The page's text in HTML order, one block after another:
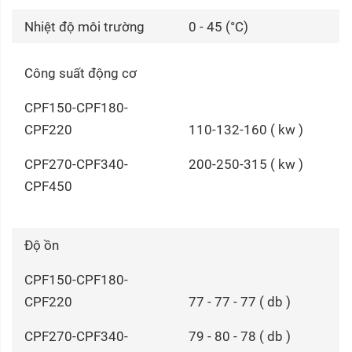
Nhiệt độ môi trường 0 - 45 (°C)
Công suất động cơ
CPF150-CPF180-
CPF220
CPF270-CPF340-
CPF450
110-132-160 ( kw )
200-250-315 ( kw )
Độ ồn
CPF150-CPF180-
CPF220
CPF270-CPF340-
77 - 77 - 77 ( db )
79 - 80 - 78 ( db )